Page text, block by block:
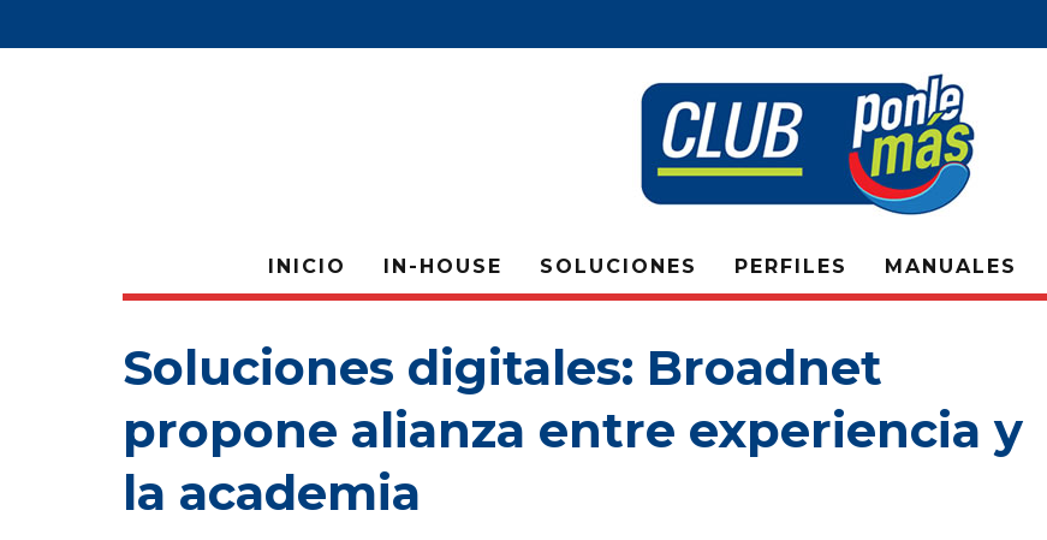
INICIO IN-HOUSE SOLUCIONES PERFILES MANUALES
Soluciones digitales: Broadnet
propone alianza entre experiencia y
la academia